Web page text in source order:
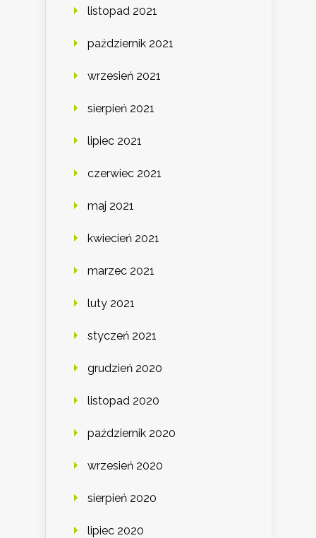
listopad 2021
październik 2021
wrzesień 2021
sierpień 2021
lipiec 2021
czerwiec 2021
maj 2021
kwiecień 2021
marzec 2021
luty 2021
styczeń 2021
grudzień 2020
listopad 2020
październik 2020
wrzesień 2020
sierpień 2020
lipiec 2020